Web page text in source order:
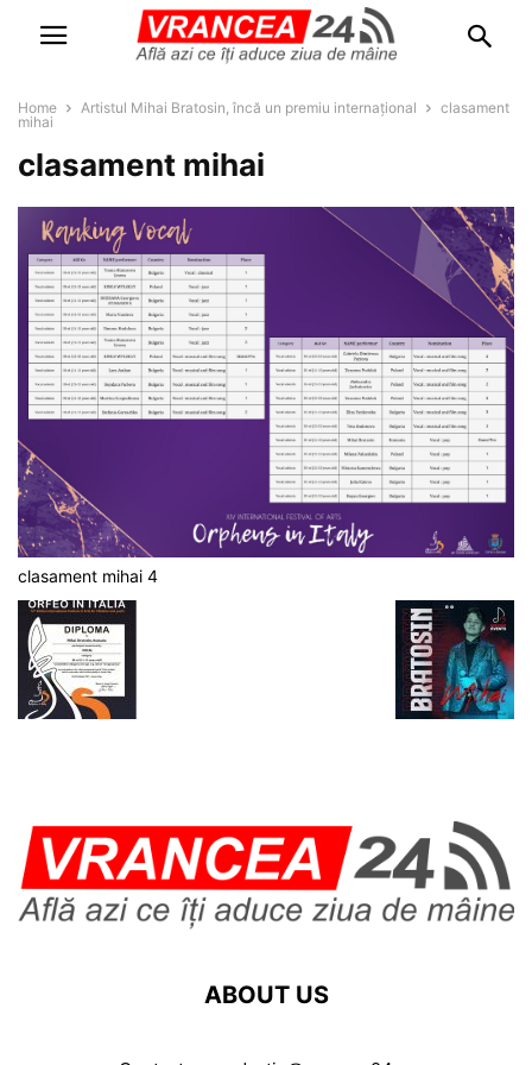
Home Artistul Mihai Bratosin, încă un premiu internațional
clasament
mihai
clasament mihai
clasament mihai 4
ABOUT US